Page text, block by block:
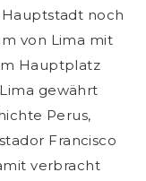
noch
von Lima mit
Hauptplatz
gewährt
Perus,
Francisco
verbracht